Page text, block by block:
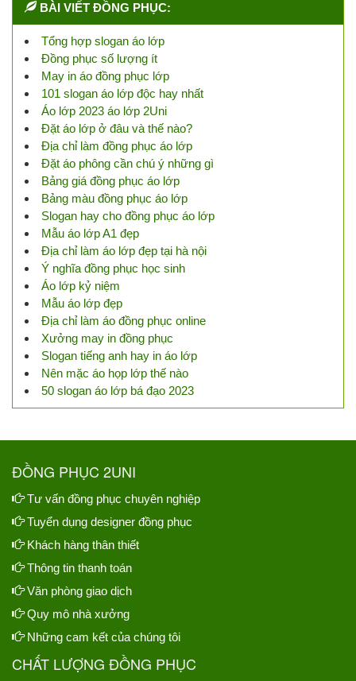
BÀI VIẾT ĐỒNG PHỤC:
Tổng hợp slogan áo lớp
Đồng phục số lượng ít
May in áo đồng phục lớp
101 slogan áo lớp độc hay nhất
Áo lớp 2023 áo lớp 2Uni
Đặt áo lớp ở đâu và thế nào?
Địa chỉ làm đồng phục áo lớp
Đặt áo phông cần chú ý những gì
Bảng giá đồng phục áo lớp
Bảng màu đồng phục áo lớp
Slogan hay cho đồng phục áo lớp
Mẫu áo lớp A1 đẹp
Địa chỉ làm áo lớp đẹp tại hà nội
Ý nghĩa đồng phục học sinh
Áo lớp kỷ niệm
Mẫu áo lớp đẹp
Địa chỉ làm áo đồng phục online
Xưởng may in đồng phục
Slogan tiếng anh hay in áo lớp
Nên mặc áo họp lớp thế nào
50 slogan áo lớp bá đạo 2023
ĐỒNG PHỤC 2UNI
Tư vấn đồng phục chuyên nghiệp
Tuyển dụng designer đồng phục
Khách hàng thân thiết
Thông tin thanh toán
Văn phòng giao dịch
Quy mô nhà xưởng
Những cam kết của chúng tôi
CHẤT LƯỢNG ĐỒNG PHỤC